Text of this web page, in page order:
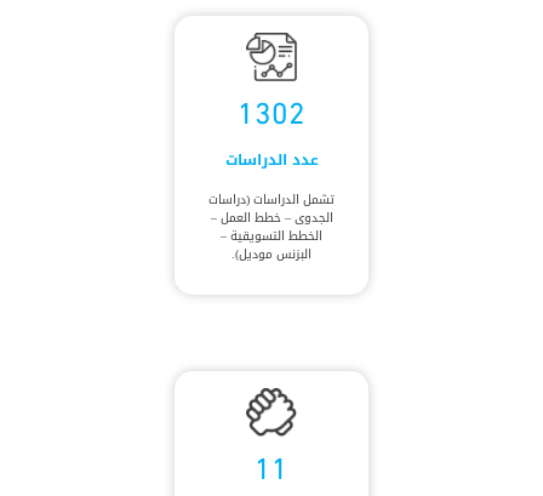
1302
عدد الدراسات
تشمل الدراسات (دراسات
الجدوى – خطط العمل –
الخطط التسويقية –
البزنس موديل).
11